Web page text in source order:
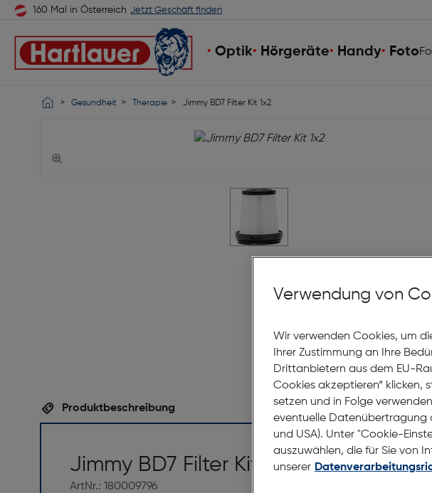
160 Mal in Österreich Jetzt Geschäft finden
Optik Hörgeräte Handy Foto
Gesundheit Therapie Jimmy BD7 Filter Kit 1x2
Produktbeschreibung
Jimmy BD7 Filter Kit 1x2
ArtNr.: 180009796
Verwendung von
Wir verwenden Cookies, um
Ihrer Zustimmung an Ihre
Drittanbietern aus dem EU-
Cookies akzeptieren“ klicken,
setzen und in Folge
eventuelle Datenübertragung
und USA). Unter "Cookie-
auszuwählen, die für Sie von
unserer